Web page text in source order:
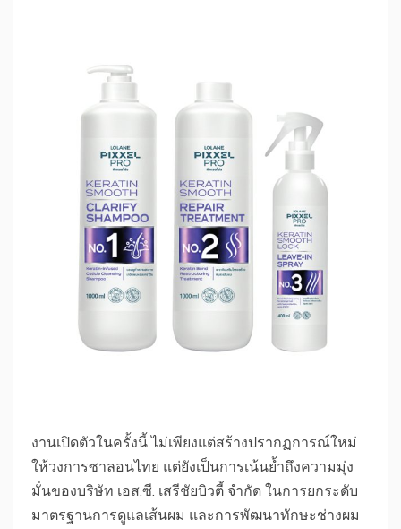
งานเปิดตัวในครั้งนี้ ไม่เพียงแต่สร้างปรากฏการณ์ใหม่
ให้วงการซาลอนไทย แต่ยังเป็นการเน้นย้ำถึงความมุ่ง
มั่นของบริษัท เอส.ซี. เสรีชัยบิวตี้ จำกัด ในการยกระดับ
มาตรฐานการดูแลเส้นผม และการพัฒนาทักษะช่างผม